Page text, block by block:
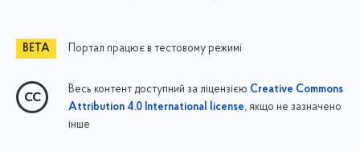
Портал працює в тестовому режимі
Весь контент доступний за ліцензією Creative Commons
Attribution 4.0 International license, якщо не зазначено
інше